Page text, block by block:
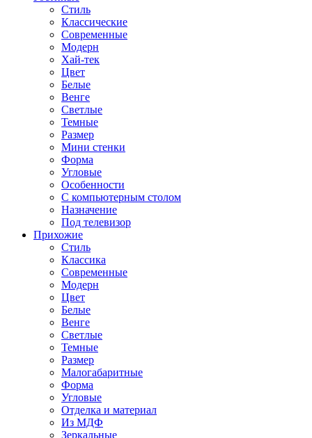
Стиль
Классические
Современные
Модерн
Хай-тек
Цвет
Белые
Венге
Светлые
Темные
Размер
Мини стенки
Форма
Угловые
Особенности
С компьютерным столом
Назначение
Под телевизор
Прихожие
Стиль
Классика
Современные
Модерн
Цвет
Белые
Венге
Светлые
Темные
Размер
Малогабаритные
Форма
Угловые
Отделка и материал
Из МДФ
Зеркальные